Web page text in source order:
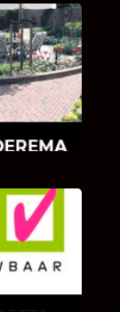
en wat
van
wat u
vindt.